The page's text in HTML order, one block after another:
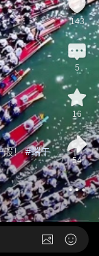
般！ #端午
143
5
16
54